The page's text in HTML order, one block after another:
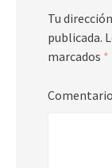
Tu
publicada.
marcados *
Comentario